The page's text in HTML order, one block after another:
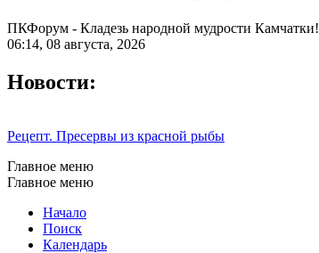
ПКФорум - Кладезь народной мудрости Камчатки!
06:14, 08 августа, 2026
Новости:
Рецепт. Пресервы из красной рыбы
Главное меню
Главное меню
Начало
Поиск
Календарь